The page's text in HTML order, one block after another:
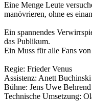
Eine Menge Leute
manövrieren, ohne es
Ein spannendes
das Publikum.
Ein Muss für alle Fans
Regie: Frieder Venus
Assistenz: Anett Buchinski
Bühne: Jens Uwe Behrend
Technische Umsetzung: